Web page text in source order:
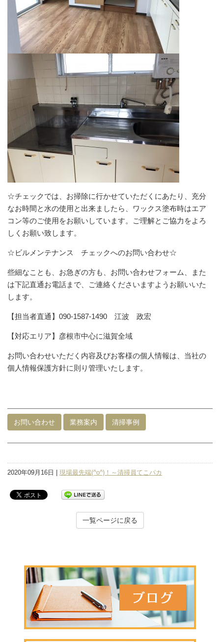
☆チェックでは、お掃除に行かせていただくにあたり、充分
なお時間と水の使用と出来ましたら、ワックス塗布時はエア
コン等のご使用をお願いしています。ご理解とご協力をよろ
しくお願い致します。
☆ビルメンテナンス チェックへのお問い合わせ☆
些細なことも、お急ぎの方も、お問い合わせフォーム、また
は下記直通お電話まで、ご連絡くださいますようお願いいた
します。
【担当者直通】090-1587-1490 江波 政宏
【対応エリア】彦根市中心に滋賀全域
お問い合わせいただく内容及びお客様の個人情報は、当社の
個人情報保護方針に則り管理いたします。
お問い合わせ 業務案内 清掃事例
2020年09月16日 | 現場最先端(^o^)！～清掃員てこパカ
一覧ページに戻る